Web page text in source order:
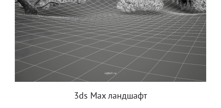
3ds Max ландшафт